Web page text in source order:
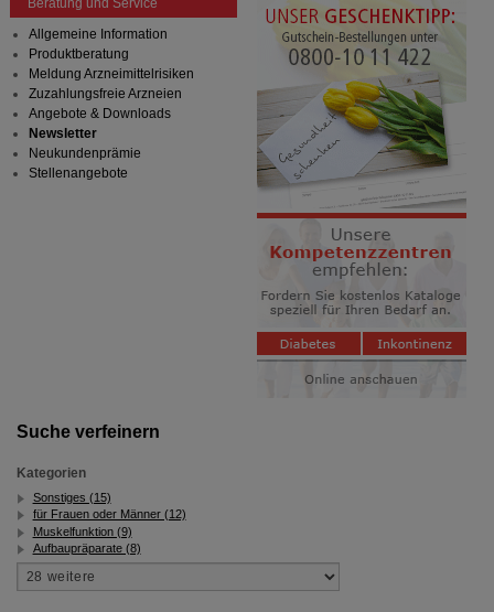
Suche verfeinern
Kategorien
Sonstiges (15)
für Frauen oder Männer (12)
Muskelfunktion (9)
Aufbaupräparate (8)
Beratung und Service
Allgemeine Information
Produktberatung
Meldung Arzneimittelrisiken
Zuzahlungsfreie Arzneien
Angebote & Downloads
Newsletter
Neukundenprämie
Stellenangebote